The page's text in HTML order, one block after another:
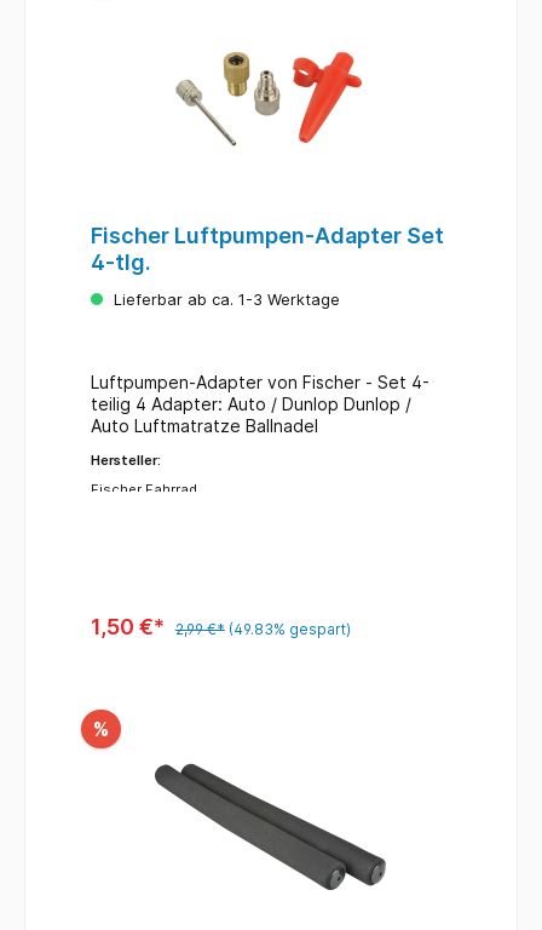
Fischer Luftpumpen-Adapter Set
4-tlg.
Lieferbar ab ca. 1-3 Werktage
Luftpumpen-Adapter von Fischer - Set 4-
teilig 4 Adapter: Auto / Dunlop Dunlop /
Auto Luftmatratze Ballnadel
Hersteller:
Fischer Fahrrad
1,50 €* 2,99 €* (49.83% gespart)
%